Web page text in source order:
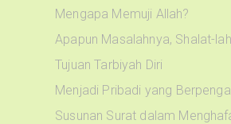
Mengapa Memuji Allah?
Apapun Masalahnya, Shalat-lah
Tujuan Tarbiyah Diri
Menjadi Pribadi yang
Susunan Surat dalam